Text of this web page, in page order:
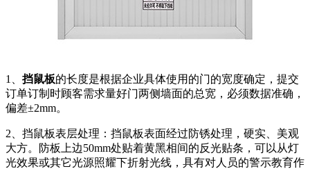
1、 挡鼠板的长度是根据企业具体使用的门的宽度确定，提交
订单订制时顾客需求量好门两侧墙面的总宽，必须数据准确，
偏差±2mm。
2、挡鼠板表层处理：挡鼠板表面经过防锈处理，硬实、美观
大方。防板上边50mm处贴着黄黑相间的反光贴条，可以从灯
光效果或其它光源照耀下折射光线，具有对人员的警示教育作